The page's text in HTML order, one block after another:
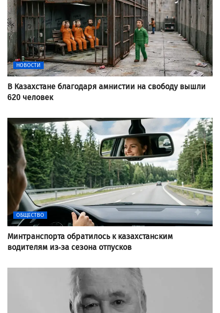
НОВОСТИ
В Казахстане благодаря амнистии на свободу вышли
620 человек
ОБЩЕСТВО
Минтранспорта обратилось к казахстанcким
водителям из-за сезона отпусков